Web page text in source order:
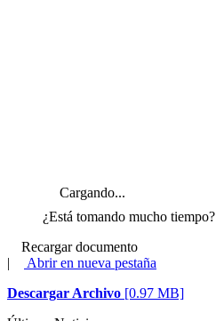
Cargando...
¿Está tomando mucho tiempo?
Recargar documento
|
Abrir en nueva pestaña
Descargar Archivo [0.97 MB]